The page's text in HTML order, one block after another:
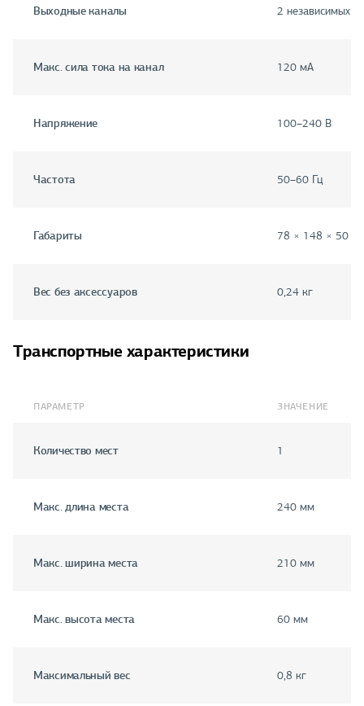
Выходные каналы 2 независимых
Макс. сила тока на канал 120 мА
Напряжение 100–240 В
Частота 50–60 Гц
Габариты 78 × 148 × 50
Вес без аксессуаров 0,24 кг
Транспортные характеристики
ПАРАМЕТР ЗНАЧЕНИЕ
Количество мест 1
Макс. длина места 240 мм
Макс. ширина места 210 мм
Макс. высота места 60 мм
Максимальный вес 0,8 кг